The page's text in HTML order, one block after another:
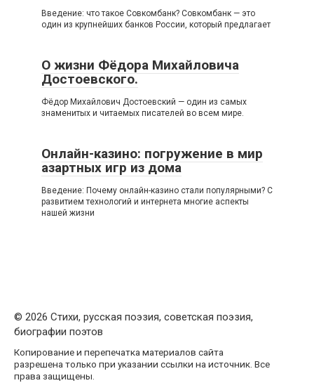
Введение: что такое Совкомбанк? Совкомбанк — это
один из крупнейших банков России, который предлагает
О жизни Фёдора Михайловича
Достоевского.
Фёдор Михайлович Достоевский — один из самых
знаменитых и читаемых писателей во всем мире.
Онлайн-казино: погружение в мир
азартных игр из дома
Введение: Почему онлайн-казино стали популярными? С
развитием технологий и интернета многие аспекты
нашей жизни
© 2026 Стихи, русская поэзия, советская поэзия,
биографии поэтов
Копирование и перепечатка материалов сайта
разрешена только при указании ссылки на источник. Все
права защищены.